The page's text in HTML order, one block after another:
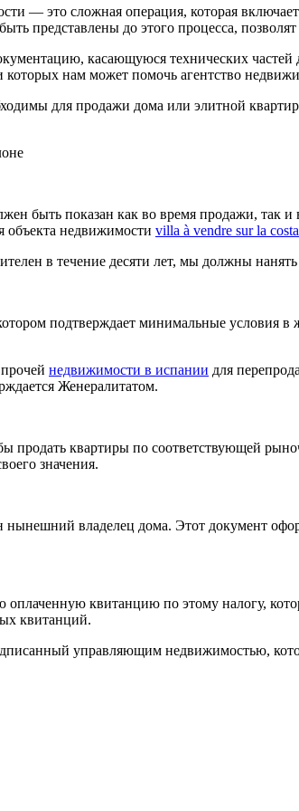
— это сложная операция, которая
представлены до этого процесса,
касающуюся технических частей
нам может помочь агентство
для продажи дома или элитной
быть показан как во время продажи, так
объекта недвижимости villa à vendre sur la
в течение десяти лет, мы должны
подтверждает минимальные
недвижимости в испании для
Женералитатом.
продать квартиры по соответствующей
значения.
владелец дома. Этот документ
квитанцию по этому налогу,
квитанций.
управляющим недвижимостью,